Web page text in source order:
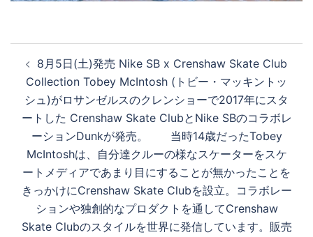
稿
ナ
ビ
シ
ョ
8月5日(土)発売 Nike SB x Crenshaw Skate Club
Collection Tobey McIntosh (トビー・マッキントッ
シュ)がロサンゼルスのクレンショーで2017年にスタ
ートした Crenshaw Skate ClubとNike SBのコラボレ
ーションDunkが発売。 当時14歳だったTobey
McIntoshは、自分達クルーの様なスケーターをスケ
ートメディアであまり目にすることが無かったことを
きっかけにCrenshaw Skate Clubを設立。コラボレー
ションや独創的なプロダクトを通してCrenshaw
Skate Clubのスタイルを世界に発信しています。販売